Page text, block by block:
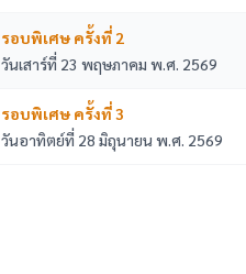
รอบพิเศษ ครั้งที่ 2
วันเสาร์ที่ 23 พฤษภาคม พ.ศ. 2569
รอบพิเศษ ครั้งที่ 3
วันอาทิตย์ที่ 28 มิถุนายน พ.ศ. 2569